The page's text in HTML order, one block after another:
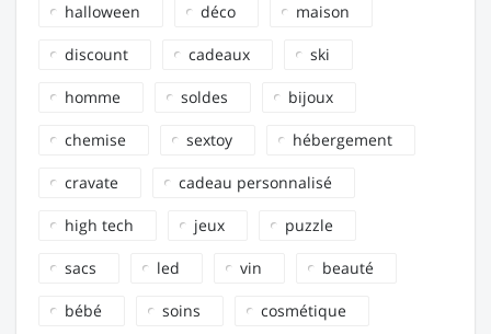
halloween déco maison
discount cadeaux ski
homme soldes bijoux
chemise sextoy hébergement
cravate cadeau personnalisé
high tech jeux puzzle
sacs led vin beauté
bébé soins cosmétique